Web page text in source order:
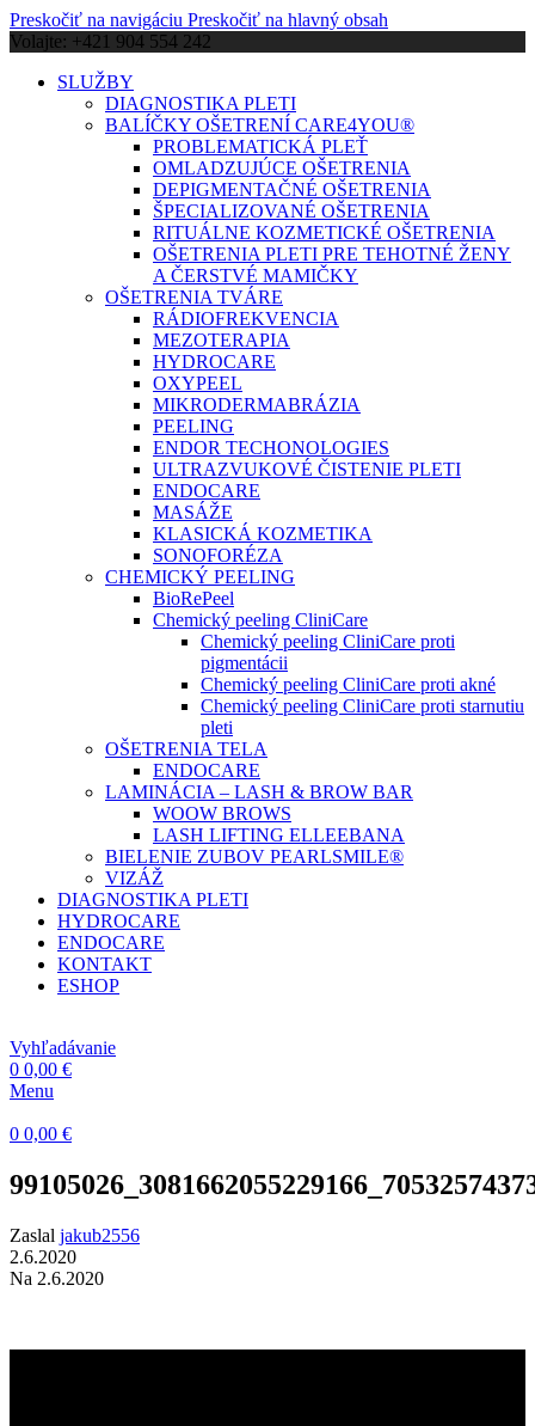
Preskočiť na navigáciu Preskočiť na hlavný obsah
Volajte: +421 904 554 242
SLUŽBY
DIAGNOSTIKA PLETI
BALÍČKY OŠETRENÍ CARE4YOU®
PROBLEMATICKÁ PLEŤ
OMLADZUJÚCE OŠETRENIA
DEPIGMENTAČNÉ OŠETRENIA
ŠPECIALIZOVANÉ OŠETRENIA
RITUÁLNE KOZMETICKÉ OŠETRENIA
OŠETRENIA PLETI PRE TEHOTNÉ ŽENY
A ČERSTVÉ MAMIČKY
OŠETRENIA TVÁRE
RÁDIOFREKVENCIA
MEZOTERAPIA
HYDROCARE
OXYPEEL
MIKRODERMABRÁZIA
PEELING
ENDOR TECHONOLOGIES
ULTRAZVUKOVÉ ČISTENIE PLETI
ENDOCARE
MASÁŽE
KLASICKÁ KOZMETIKA
SONOFORÉZA
CHEMICKÝ PEELING
BioRePeel
Chemický peeling CliniCare
Chemický peeling CliniCare proti
pigmentácii
Chemický peeling CliniCare proti akné
Chemický peeling CliniCare proti starnutiu
pleti
OŠETRENIA TELA
ENDOCARE
LAMINÁCIA – LASH & BROW BAR
WOOW BROWS
LASH LIFTING ELLEEBANA
BIELENIE ZUBOV PEARLSMILE®
VIZÁŽ
DIAGNOSTIKA PLETI
HYDROCARE
ENDOCARE
KONTAKT
ESHOP
Vyhľadávanie
0 0,00 €
Menu
0 0,00 €
Zaslal jakub2556
2.6.2020
Na 2.6.2020